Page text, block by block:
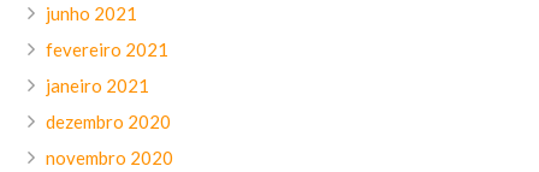
junho 2021
fevereiro 2021
janeiro 2021
dezembro 2020
novembro 2020